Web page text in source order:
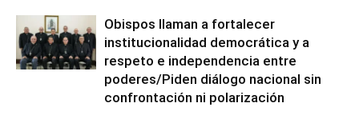
Obispos llaman a fortalecer
institucionalidad democrática y a
respeto e independencia entre
poderes/Piden diálogo nacional sin
confrontación ni polarización